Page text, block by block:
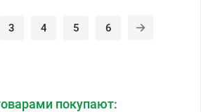
3 4 5 6
покупают: